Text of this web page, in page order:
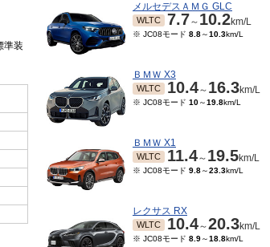
準装
メルセデスＡＭＧ GLC
WLTC 7.7～ 10.2km/L
※ JC08モード 8.8～10.3km/L
ＢＭＷ X3
WLTC 10.4～ 16.3km/L
※ JC08モード 10～19.8km/L
ＢＭＷ X1
WLTC 11.4～ 19.5km/L
※ JC08モード 9.8～23.3km/L
レクサス RX
WLTC 10.4～20.3km/L
※ JC08モード 8.9～18.8km/L